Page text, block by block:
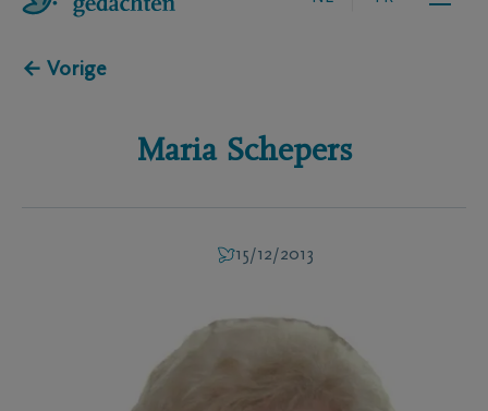
← Vorige
Maria Schepers
15/12/2013